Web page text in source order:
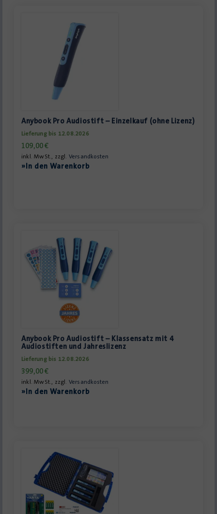
Anybook Pro Audiostift – Einzelkauf (ohne Lizenz)
Lieferung bis 12.08.2026
109,00€
inkl. MwSt., zzgl. Versandkosten
»In den Warenkorb
Anybook Pro Audiostift – Klassensatz mit 4
Audiostiften und Jahreslizenz
Lieferung bis 12.08.2026
399,00€
inkl. MwSt., zzgl. Versandkosten
»In den Warenkorb